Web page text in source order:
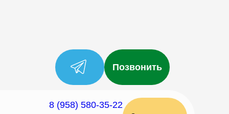
Позвонить
8 (958) 580-35-22